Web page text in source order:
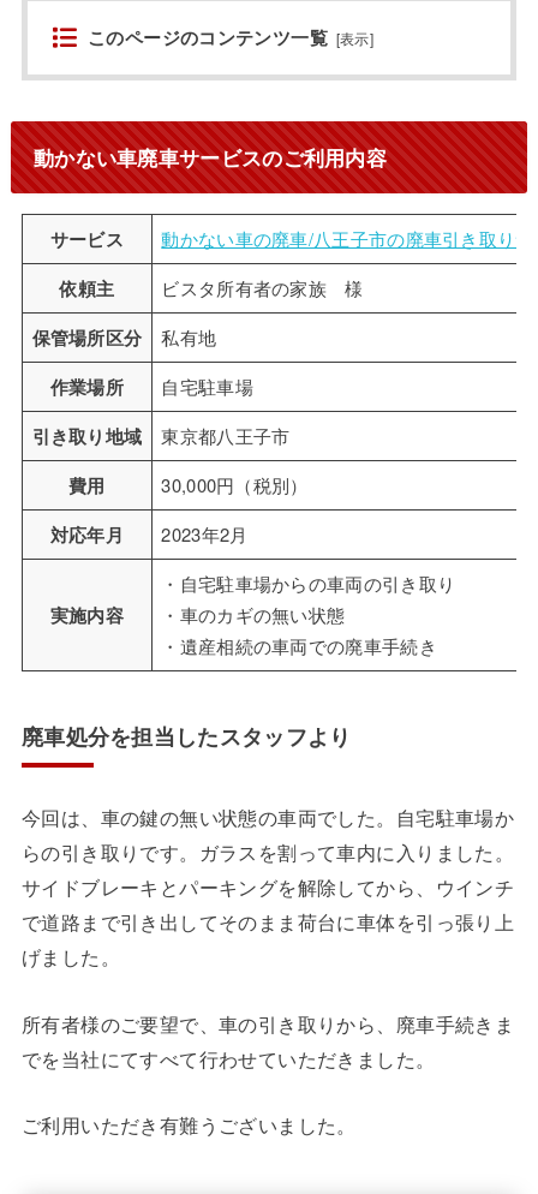
このページのコンテンツ一覧 [表示]
動かない車廃車サービスのご利用内容
サービス 動かない車の廃車/八王子市の廃車引き取り
依頼主 ビスタ所有者の家族 様
保管場所区分 私有地
作業場所 自宅駐車場
引き取り地域 東京都八王子市
費用 30,000円（税別）
対応年月 2023年2月
実施内容
・自宅駐車場からの車両の引き取り
・車のカギの無い状態
・遺産相続の車両での廃車手続き
廃車処分を担当したスタッフより
今回は、車の鍵の無い状態の車両でした。自宅駐車場か
らの引き取りです。ガラスを割って車内に入りました。
サイドブレーキとパーキングを解除してから、ウインチ
で道路まで引き出してそのまま荷台に車体を引っ張り上
げました。
所有者様のご要望で、車の引き取りから、廃車手続きま
でを当社にてすべて行わせていただきました。
ご利用いただき有難うございました。